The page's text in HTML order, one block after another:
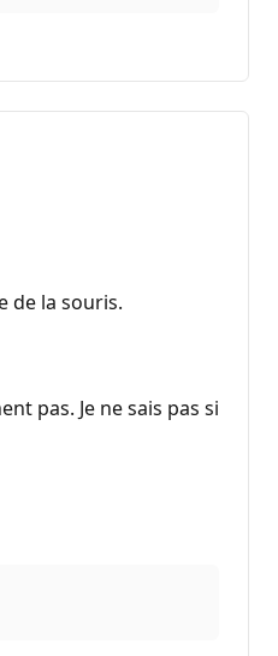
de la souris.
pas. Je ne sais pas si